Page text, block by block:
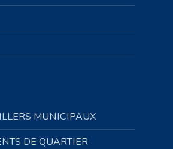
MUNICIPAUX
DE QUARTIER